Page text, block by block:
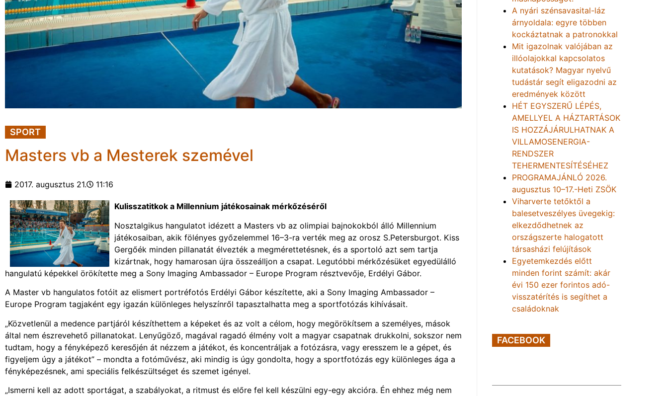
SPORT
Masters vb a Mesterek szemével
2017. augusztus 21. 11:16
Kulisszatitkok a Millennium játékosainak mérkőzéséről
Nosztalgikus hangulatot idézett a Masters vb az olimpiai bajnokokból álló Millennium
játékosaiban, akik fölényes győzelemmel 16–3-ra verték meg az orosz S.Petersburgot. Kiss
Gergőék minden pillanatát élvezték a megmérettetésnek, és a sportoló azt sem tartja
kizártnak, hogy hamarosan újra összeálljon a csapat. Legutóbbi mérkőzésüket egyedülálló
hangulatú képekkel örökítette meg a Sony Imaging Ambassador – Europe Program résztvevője, Erdélyi Gábor.
A Master vb hangulatos fotóit az elismert portréfotós Erdélyi Gábor készítette, aki a Sony Imaging Ambassador –
Europe Program tagjaként egy igazán különleges helyszínről tapasztalhatta meg a sportfotózás kihívásait.
„Közvetlenül a medence partjáról készíthettem a képeket és az volt a célom, hogy megörökítsem a személyes, mások
által nem észrevehető pillanatokat. Lenyűgöző, magával ragadó élmény volt a magyar csapatnak drukkolni, sokszor nem
tudtam, hogy a fényképező keresőjén át nézzem a játékot, és koncentráljak a fotózásra, vagy eresszem le a gépet, és
figyeljem úgy a játékot” – mondta a fotóművész, aki mindig is úgy gondolta, hogy a sportfotózás egy különleges ága a
fényképezésnek, ami speciális felkészültséget és szemet igényel.
„Ismerni kell az adott sportágat, a szabályokat, a ritmust és előre fel kell készülni egy-egy akcióra. Én ehhez még nem
A nyári szénsavasital-láz
árnyoldala: egyre többen
kockáztatnak a patronokkal
Mit igazolnak valójában az
illóolajokkal kapcsolatos
kutatások? Magyar nyelvű
tudástár segít eligazodni az
eredmények között
HÉT EGYSZERŰ LÉPÉS,
AMELLYEL A HÁZTARTÁSOK
IS HOZZÁJÁRULHATNAK A
VILLAMOSENERGIA-
RENDSZER
TEHERMENTESÍTÉSÉHEZ
PROGRAMAJÁNLÓ 2026.
augusztus 10–17.-Heti ZSÖK
Viharverte tetőktől a
balesetveszélyes üvegekig:
elkezdődhetnek az
országszerte halogatott
társasházi felújítások
Egyetemkezdés előtt
minden forint számít: akár
évi 150 ezer forintos adó-
visszatérítés is segíthet a
családoknak
FACEBOOK